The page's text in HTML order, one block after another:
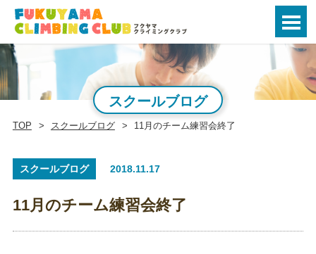
スクールブログ
TOP スクールブログ 11月のチーム練習会終了
スクールブログ 2018.11.17
11月のチーム練習会終了